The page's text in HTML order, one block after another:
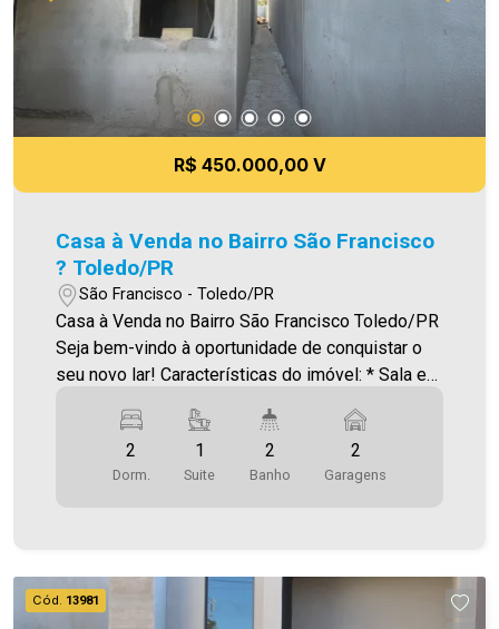
meramente ilustrativas`
R$ 450.000,00 V
Casa à Venda no Bairro São Francisco
? Toledo/PR
São Francisco - Toledo/PR
Casa à Venda no Bairro São Francisco Toledo/PR
Seja bem-vindo à oportunidade de conquistar o
seu novo lar! Características do imóvel: * Sala e
01 banheiro social * Lavanderia * Espaço com
churrasqueira * Ampla sobra de terreno * 02
vagas de garagem Área construída: 65 m² Valor:
Aproveite esta oportunidade! A hora de encontrar
o seu novo lar é agora. **Imobiliária Ativa ? Sinta-
2
Dorm.
1
Suite
2
Banho
2
Garagens
Cód. 13981